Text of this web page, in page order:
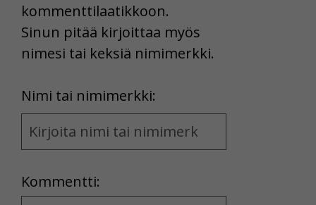
kommenttilaatikkoon.
Sinun pitää kirjoittaa myös
nimesi tai keksiä nimimerkki.
Nimi tai nimimerkki:
Name
and
Kommentti: